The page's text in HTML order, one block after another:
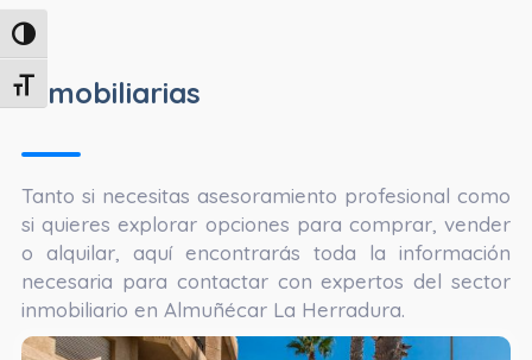
Alternar alto contraste
Alternar tamaño de letra
Inmobiliarias
Tanto si necesitas asesoramiento profesional como
si quieres explorar opciones para comprar, vender
o alquilar, aquí encontrarás toda la información
necesaria para contactar con expertos del sector
inmobiliario en Almuñécar La Herradura.